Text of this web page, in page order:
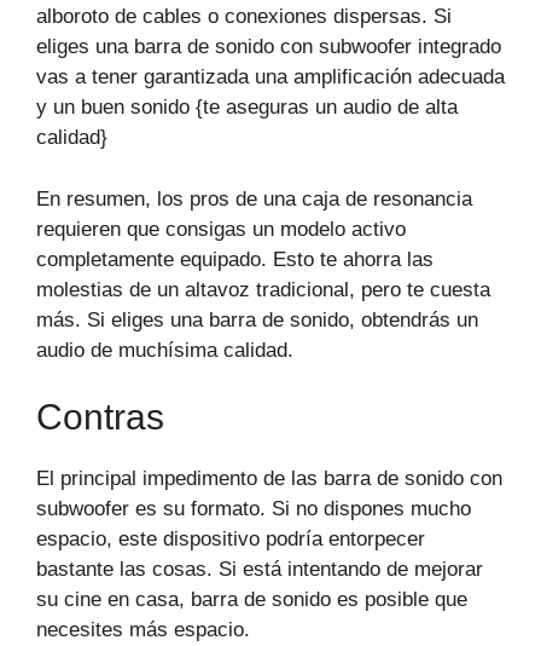
alboroto de cables o conexiones dispersas. Si
eliges una barra de sonido con subwoofer integrado
vas a tener garantizada una amplificación adecuada
y un buen sonido {te aseguras un audio de alta
calidad}
En resumen, los pros de una caja de resonancia
requieren que consigas un modelo activo
completamente equipado. Esto te ahorra las
molestias de un altavoz tradicional, pero te cuesta
más. Si eliges una barra de sonido, obtendrás un
audio de muchísima calidad.
Contras
El principal impedimento de las barra de sonido con
subwoofer es su formato. Si no dispones mucho
espacio, este dispositivo podría entorpecer
bastante las cosas. Si está intentando de mejorar
su cine en casa, barra de sonido es posible que
necesites más espacio.